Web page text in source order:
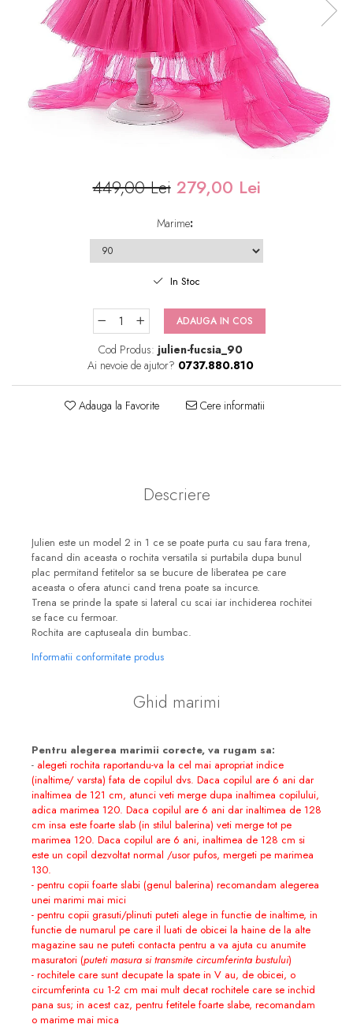
449,00 Lei 279,00 Lei
Marime:
In Stoc
ADAUGA IN COS
Cod Produs: julien-fucsia_90
Ai nevoie de ajutor? 0737.880.810
Adauga la Favorite Cere informatii
Descriere
Julien este un model 2 in 1 ce se poate purta cu sau fara trena,
facand din aceasta o rochita versatila si purtabila dupa bunul
plac permitand fetitelor sa se bucure de liberatea pe care
aceasta o ofera atunci cand trena poate sa incurce.
Trena se prinde la spate si lateral cu scai iar inchiderea rochitei
se face cu fermoar.
Rochita are captuseala din bumbac.
Informatii conformitate produs
Ghid marimi
Pentru alegerea marimii corecte, va rugam sa:
- alegeti rochita raportandu-va la cel mai apropriat indice
(inaltime/ varsta) fata de copilul dvs. Daca copilul are 6 ani dar
inaltimea de 121 cm, atunci veti merge dupa inaltimea copilului,
adica marimea 120. Daca copilul are 6 ani dar inaltimea de 128
cm insa este foarte slab (in stilul balerina) veti merge tot pe
marimea 120. Daca copilul are 6 ani, inaltimea de 128 cm si
este un copil dezvoltat normal /usor pufos, mergeti pe marimea
130.
- pentru copii foarte slabi (genul balerina) recomandam alegerea
unei marimi mai mici
- pentru copii grasuti/plinuti puteti alege in functie de inaltime, in
functie de numarul pe care il luati de obicei la haine de la alte
magazine sau ne puteti contacta pentru a va ajuta cu anumite
masuratori (puteti masura si transmite circumferinta bustului)
- rochitele care sunt decupate la spate in V au, de obicei, o
circumferinta cu 1-2 cm mai mult decat rochitele care se inchid
pana sus; in acest caz, pentru fetitele foarte slabe, recomandam
o marime mai mica